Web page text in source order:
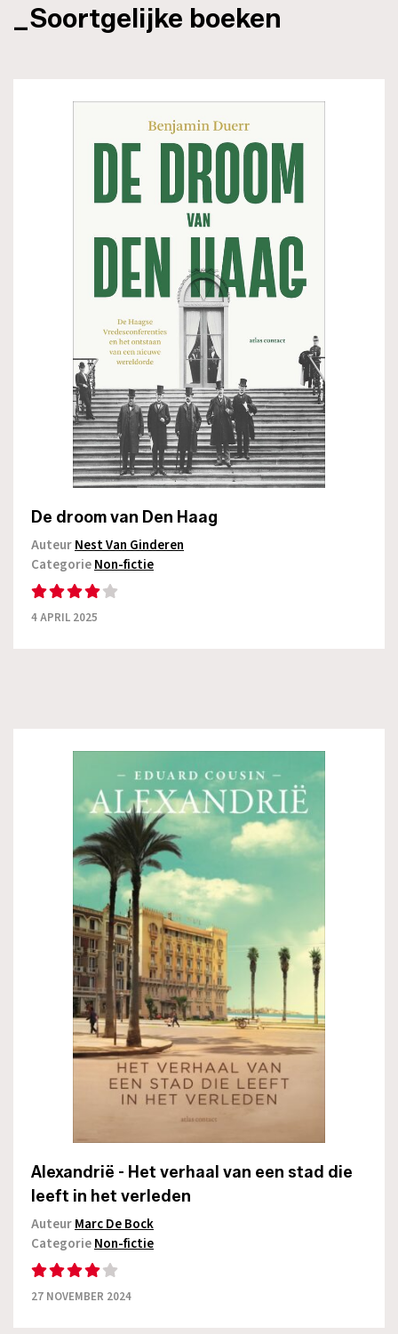
_Soortgelijke boeken
De droom van Den Haag
AuteurNest Van Ginderen
CategorieNon-fictie
4 APRIL 2025
Alexandrië - Het verhaal van een stad die
leeft in het verleden
AuteurMarc De Bock
CategorieNon-fictie
27 NOVEMBER 2024